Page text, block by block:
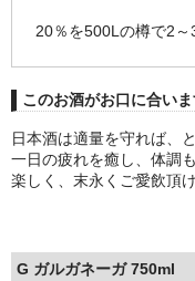
20％を500Lの樽で2～
このお酒がお口に合い
日本酒は適量を守れば、
一日の疲れを癒し、体調
楽しく、末永くご愛飲頂
G ガルガネーガ 750ml